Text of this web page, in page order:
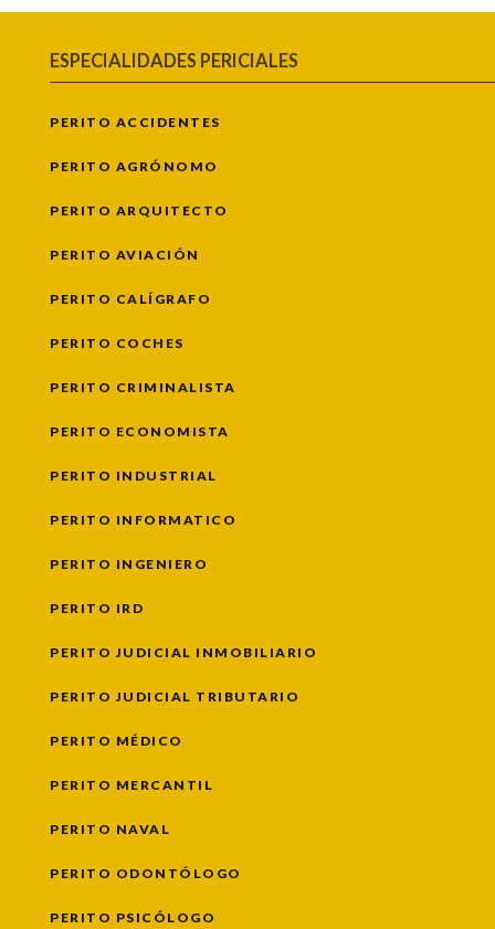
ESPECIALIDADES PERICIALES
PERITO ACCIDENTES
PERITO AGRÓNOMO
PERITO ARQUITECTO
PERITO AVIACIÓN
PERITO CALÍGRAFO
PERITO COCHES
PERITO CRIMINALISTA
PERITO ECONOMISTA
PERITO INDUSTRIAL
PERITO INFORMATICO
PERITO INGENIERO
PERITO IRD
PERITO JUDICIAL INMOBILIARIO
PERITO JUDICIAL TRIBUTARIO
PERITO MÉDICO
PERITO MERCANTIL
PERITO NAVAL
PERITO ODONTÓLOGO
PERITO PSICÓLOGO